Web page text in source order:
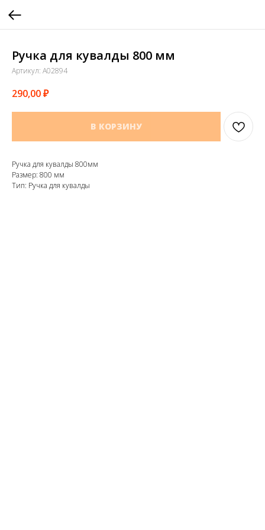
Ручка для кувалды 800 мм
Артикул: A02894
290,00₽
В КОРЗИНУ
Ручка для кувалды 800мм
Размер: 800 мм
Тип: Ручка для кувалды